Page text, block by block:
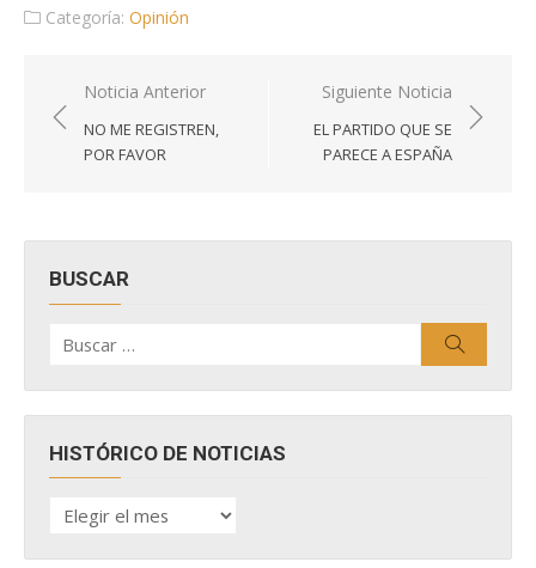
Categoría: Opinión
Navegación
de
entradas
Noticia Anterior
NO ME REGISTREN,
POR FAVOR
Siguiente Noticia
EL PARTIDO QUE SE
PARECE A ESPAÑA
BUSCAR
por:
HISTÓRICO DE NOTICIAS
HISTÓRICO
DE